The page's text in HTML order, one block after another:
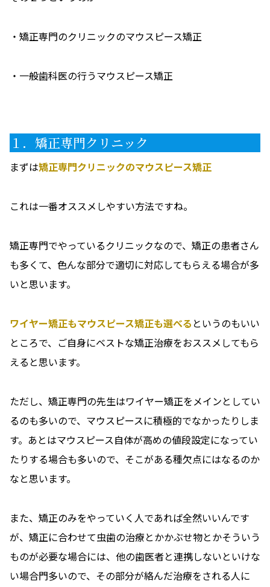
・矯正専門のクリニックのマウスピース矯正
・一般歯科医の行うマウスピース矯正
１．矯正専門クリニック
まずは矯正専門クリニックのマウスピース矯正
これは一番オススメしやすい方法ですね。
矯正専門でやっているクリニックなので、矯正の患者さん
も多くて、色んな部分で適切に対応してもらえる場合が多
いと思います。
ワイヤー矯正もマウスピース矯正も選べる というのもいい
ところで、ご自身にベストな矯正治療をおススメしてもら
えると思います。
ただし、矯正専門の先生はワイヤー矯正をメインとしてい
るのも多いので、マウスピースに積極的でなかったりしま
す。あとはマウスピース自体が高めの値段設定になってい
たりする場合も多いので、そこがある種欠点にはなるのか
なと思います。
また、矯正のみをやっていく人であれば全然いいんです
が、矯正に合わせて虫歯の治療とかかぶせ物とかそういう
ものが必要な場合には、他の歯医者と連携しないといけな
い場合門多いので、その部分が絡んだ治療をされる人に